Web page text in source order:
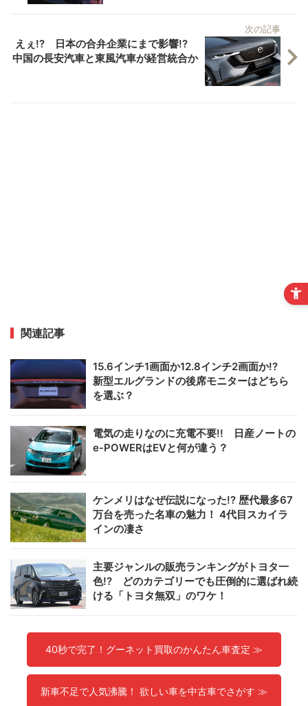
次の記事
えぇ!? 日本の合弁企業にまで影響!?
中国の長安汽車と東風汽車が経営統合か
関連記事
15.6インチ1画面か12.8インチ2画面か!?
新型エルグランドの後席モニターはどちら
を選ぶ？
電気の走りなのに充電不要!! 日産ノートの
e-POWERはEVと何が違う？
ケンメリはなぜ伝説になった!? 歴代最多67
万台を売った名車の魅力！ 4代目スカイラ
インの凄さ
主要ジャンルの販売ランキングがトヨタ一
色!? どのカテゴリーでも圧倒的に選ばれ続
ける「トヨタ無双」のワケ！
40秒で完了！グーネット買取のかんたん車査定 ≫
新車不足で人気沸騰！ 欲しい車を中古車でさがす ≫